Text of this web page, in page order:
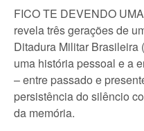
FICO TE DEVENDO
revela três gerações de
Ditadura Militar Brasileira
uma história pessoal e a
– entre passado e
persistência do silêncio
da memória.